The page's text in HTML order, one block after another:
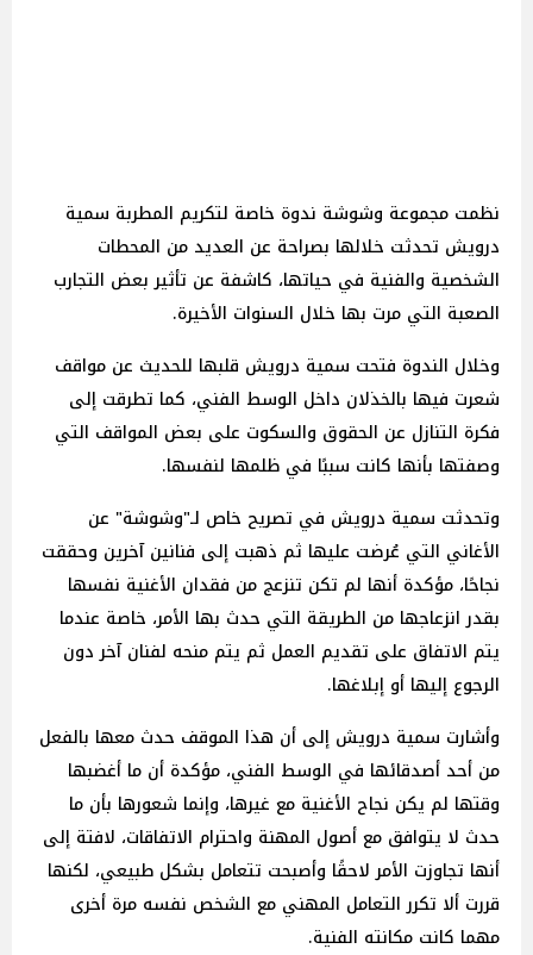
نظمت مجموعة وشوشة ندوة خاصة لتكريم المطربة سمية
درويش تحدثت خلالها بصراحة عن العديد من المحطات
الشخصية والفنية في حياتها، كاشفة عن تأثير بعض التجارب
الصعبة التي مرت بها خلال السنوات الأخيرة.
وخلال الندوة فتحت سمية درويش قلبها للحديث عن مواقف
شعرت فيها بالخذلان داخل الوسط الفني، كما تطرقت إلى
فكرة التنازل عن الحقوق والسكوت على بعض المواقف التي
وصفتها بأنها كانت سببًا في ظلمها لنفسها.
وتحدثت سمية درويش في تصريح خاص لـ"وشوشة" عن
الأغاني التي عُرضت عليها ثم ذهبت إلى فنانين آخرين وحققت
نجاحًا، مؤكدة أنها لم تكن تنزعج من فقدان الأغنية نفسها
بقدر انزعاجها من الطريقة التي حدث بها الأمر، خاصة عندما
يتم الاتفاق على تقديم العمل ثم يتم منحه لفنان آخر دون
الرجوع إليها أو إبلاغها.
وأشارت سمية درويش إلى أن هذا الموقف حدث معها بالفعل
من أحد أصدقائها في الوسط الفني، مؤكدة أن ما أغضبها
وقتها لم يكن نجاح الأغنية مع غيرها، وإنما شعورها بأن ما
حدث لا يتوافق مع أصول المهنة واحترام الاتفاقات، لافتة إلى
أنها تجاوزت الأمر لاحقًا وأصبحت تتعامل بشكل طبيعي، لكنها
قررت ألا تكرر التعامل المهني مع الشخص نفسه مرة أخرى
مهما كانت مكانته الفنية.